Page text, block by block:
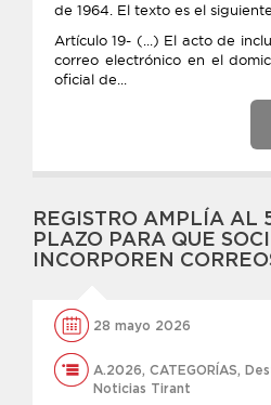
de 1964. El texto es el
Artículo 19- (...) El acto de
correo electrónico en el
oficial de...
REGISTRO AMPLÍA AL
PLAZO PARA QUE
INCORPOREN
28 mayo 2026
A.2026, CATEGORÍAS,
Noticias Tirant